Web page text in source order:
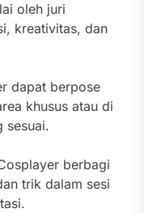
oleh juri
kreativitas, dan
dapat berpose
khusus atau di
sesuai.
berbagi
trik dalam sesi